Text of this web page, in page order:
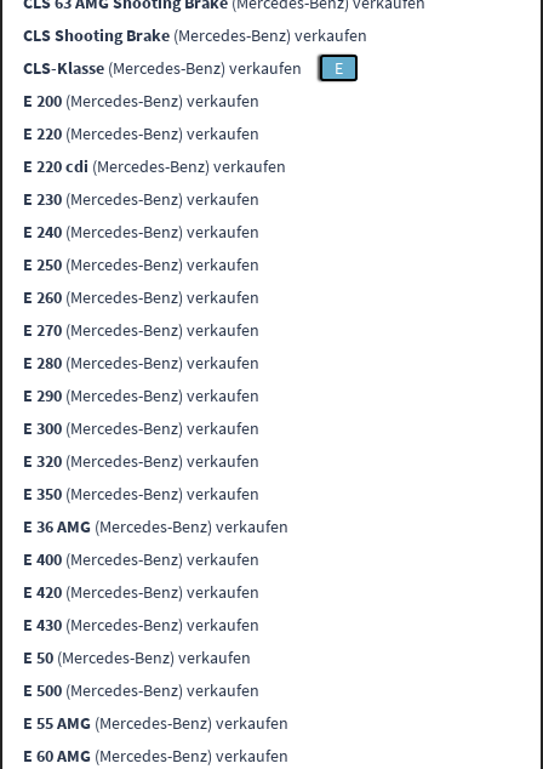
CLS Shooting Brake (Mercedes-Benz) verkaufen
CLS-Klasse (Mercedes-Benz) verkaufen
E
E 200 (Mercedes-Benz) verkaufen
E 220 (Mercedes-Benz) verkaufen
E 220 cdi (Mercedes-Benz) verkaufen
E 230 (Mercedes-Benz) verkaufen
E 240 (Mercedes-Benz) verkaufen
E 250 (Mercedes-Benz) verkaufen
E 260 (Mercedes-Benz) verkaufen
E 270 (Mercedes-Benz) verkaufen
E 280 (Mercedes-Benz) verkaufen
E 290 (Mercedes-Benz) verkaufen
E 300 (Mercedes-Benz) verkaufen
E 320 (Mercedes-Benz) verkaufen
E 350 (Mercedes-Benz) verkaufen
E 36 AMG (Mercedes-Benz) verkaufen
E 400 (Mercedes-Benz) verkaufen
E 420 (Mercedes-Benz) verkaufen
E 430 (Mercedes-Benz) verkaufen
E 50 (Mercedes-Benz) verkaufen
E 500 (Mercedes-Benz) verkaufen
E 55 AMG (Mercedes-Benz) verkaufen
E 60 AMG (Mercedes-Benz) verkaufen